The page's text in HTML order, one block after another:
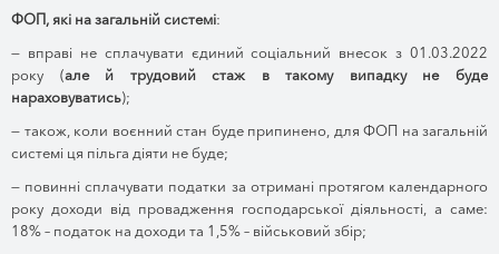
ФОП, які на загальній системі:
— вправі не сплачувати єдиний соціальний внесок з 01.03.2022
року (але й трудовий стаж в такому випадку не буде
нараховуватись);
— також, коли воєнний стан буде припинено, для ФОП на загальній
системі ця пільга діяти не буде;
— повинні сплачувати податки за отримані протягом календарного
року доходи від провадження господарської діяльності, а саме:
18% – податок на доходи та 1,5% – військовий збір;